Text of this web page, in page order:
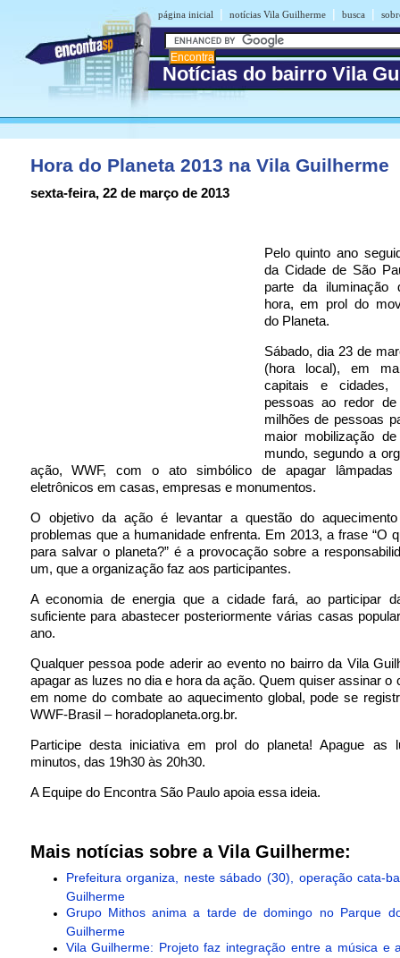
página inicial | notícias Vila Guilherme | busca |
Notícias do bairro Vila
Hora do Planeta 2013 na Vila Guilherme
sexta-feira, 22 de março de 2013
Pelo quinto ano
da Cidade de São
parte da iluminação
hora, em prol do
do Planeta.
Sábado, dia 23 de
(hora local), em
capitais e cidades,
pessoas ao redor
milhões de pessoas
maior mobilização
mundo, segundo a
ação, WWF, com o ato simbólico de apagar lâmpadas
eletrônicos em casas, empresas e monumentos.
O objetivo da ação é levantar a questão do
problemas que a humanidade enfrenta. Em 2013, a frase “O
para salvar o planeta?” é a provocação sobre a
um, que a organização faz aos participantes.
A economia de energia que a cidade fará, ao participar
suficiente para abastecer posteriormente várias casas
ano.
Qualquer pessoa pode aderir ao evento no bairro da Vila
apagar as luzes no dia e hora da ação. Quem quiser assinar o
em nome do combate ao aquecimento global, pode se
WWF-Brasil – horadoplaneta.org.br.
Participe desta iniciativa em prol do planeta! Apague as
minutos, das 19h30 às 20h30.
A Equipe do Encontra São Paulo apoia essa ideia.
Mais notícias sobre a Vila Guilherme:
Prefeitura organiza, neste sábado (30), operação cata-
Guilherme
Grupo Mithos anima a tarde de domingo no Parque
Guilherme
Vila Guilherme: Projeto faz integração entre a música e